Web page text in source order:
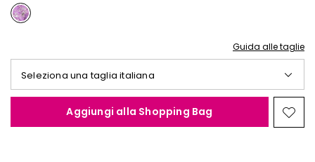
Guida alle taglie
Seleziona una taglia italiana
Aggiungi alla Shopping Bag
nella